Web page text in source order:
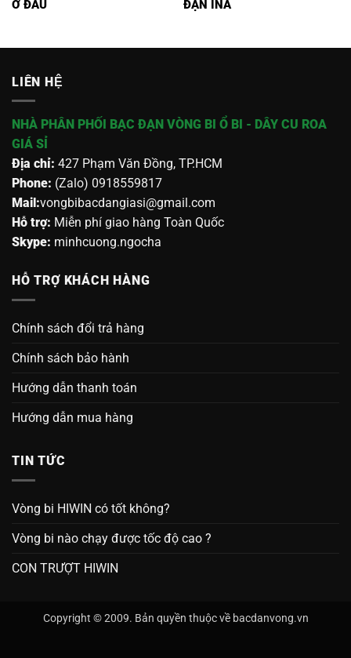
Ở ĐÂU ĐẠN INA
LIÊN HỆ
NHÀ PHÂN PHỐI BẠC ĐẠN VÒNG BI Ổ BI - DÂY CU ROA
GIÁ SỈ
Địa chỉ: 427 Phạm Văn Đồng, TP.HCM
Phone: (Zalo) 0918559817
Mail:vongbibacdangiasi@gmail.com
Hỗ trợ: Miễn phí giao hàng Toàn Quốc
Skype: minhcuong.ngocha
HỖ TRỢ KHÁCH HÀNG
Chính sách đổi trả hàng
Chính sách bảo hành
Hướng dẫn thanh toán
Hướng dẫn mua hàng
TIN TỨC
Vòng bi HIWIN có tốt không?
Vòng bi nào chạy được tốc độ cao ?
CON TRƯỢT HIWIN
Copyright © 2009. Bản quyền thuộc về bacdanvong.vn